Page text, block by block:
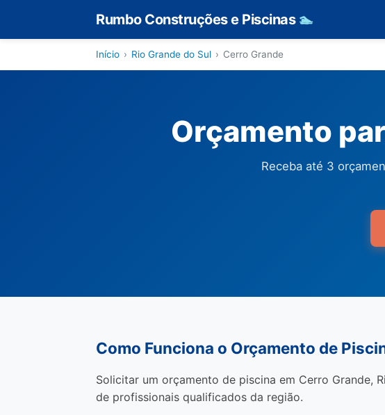
Rumbo Construções e Piscinas 🏊
Início › Rio Grande do Sul › Cerro Grande
Orçamento
Receba até 3
Como Funciona o Orçamento de
Solicitar um orçamento de piscina em Cerro Grande,
de profissionais qualificados da região.